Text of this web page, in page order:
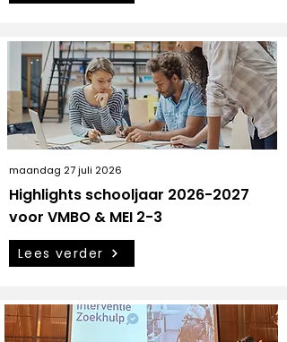
maandag 27 juli 2026
Highlights schooljaar 2026-2027
voor VMBO & MEI 2-3
Lees verder